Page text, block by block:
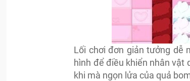
Lối chơi đơn giản tưởng dễ
hình để điều khiển nhân vật
khi mà ngọn lửa của quả